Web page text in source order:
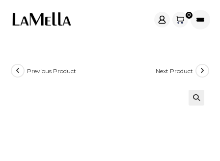
Skip
0
Previous Product Next Product